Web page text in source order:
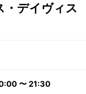
デイヴィス
〜 21:30